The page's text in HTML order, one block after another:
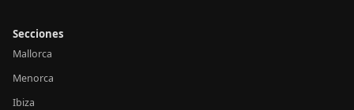
Secciones
Mallorca
Menorca
Ibiza